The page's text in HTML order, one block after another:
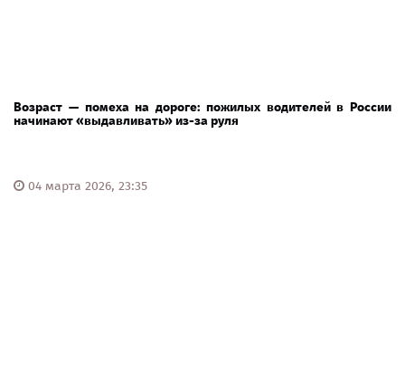
Возраст — помеха на дороге: пожилых водителей в России
начинают «выдавливать» из-за руля
04 марта 2026, 23:35